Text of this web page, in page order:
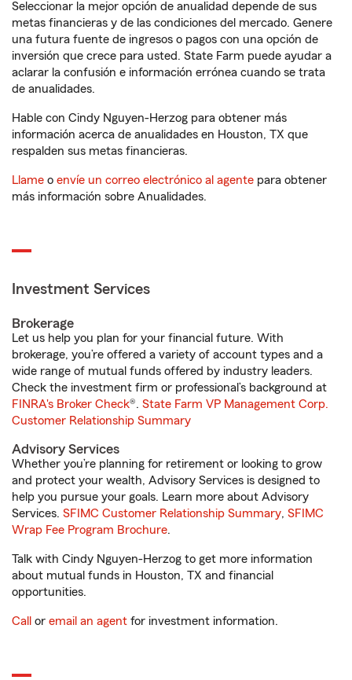
Seleccionar la mejor opción de anualidad depende de sus
metas financieras y de las condiciones del mercado. Genere
una futura fuente de ingresos o pagos con una opción de
inversión que crece para usted. State Farm puede ayudar a
aclarar la confusión e información errónea cuando se trata
de anualidades.
Hable con Cindy Nguyen-Herzog para obtener más
información acerca de anualidades en Houston, TX que
respalden sus metas financieras.
Llame o envíe un correo electrónico al agente para obtener
más información sobre Anualidades.
Investment Services
Brokerage
Let us help you plan for your financial future. With
brokerage, you’re offered a variety of account types and a
wide range of mutual funds offered by industry leaders.
Check the investment firm or professional’s background at
FINRA's Broker Check®. State Farm VP Management Corp.
Customer Relationship Summary
Advisory Services
Whether you’re planning for retirement or looking to grow
and protect your wealth, Advisory Services is designed to
help you pursue your goals. Learn more about Advisory
Services. SFIMC Customer Relationship Summary, SFIMC
Wrap Fee Program Brochure.
Talk with Cindy Nguyen-Herzog to get more information
about mutual funds in Houston, TX and financial
opportunities.
Call or email an agent for investment information.